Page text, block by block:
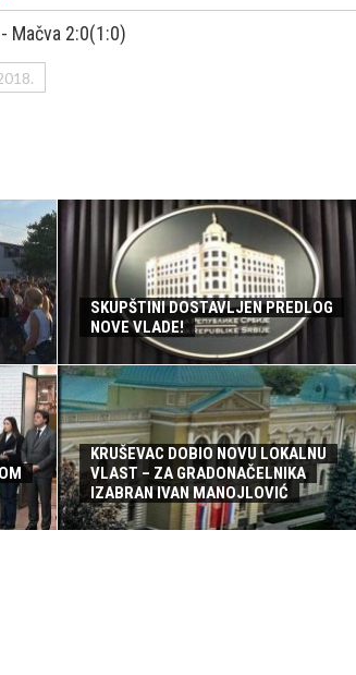
Mačva 2:0(1:0)
SKUPŠTINI DOSTAVLJEN PREDLOG
NOVE VLADE!
KRUŠEVAC DOBIO NOVU LOKALNU
VLAST – ZA GRADONAČELNIKA
IZABRAN IVAN MANOJLOVIĆ